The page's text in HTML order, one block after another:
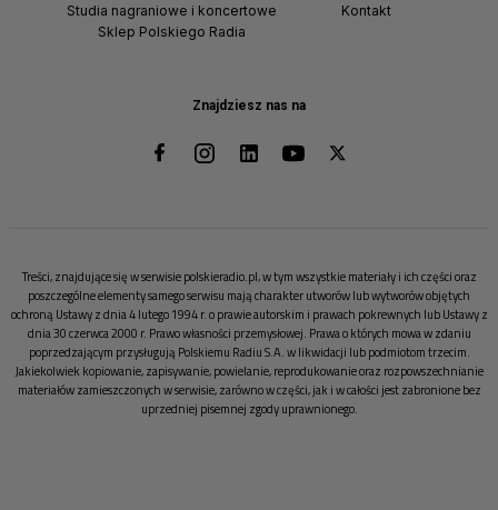
Znajdziesz nas na
Studia nagraniowe i koncertowe
Sklep Polskiego Radia
Kontakt
Treści, znajdujące się w serwisie polskieradio.pl, w tym wszystkie materiały i ich części oraz
poszczególne elementy samego serwisu mają charakter utworów lub wytworów objętych
ochroną Ustawy z dnia 4 lutego 1994 r. o prawie autorskim i prawach pokrewnych lub Ustawy z
dnia 30 czerwca 2000 r. Prawo własności przemysłowej. Prawa o których mowa w zdaniu
poprzedzającym przysługują Polskiemu Radiu S.A. w likwidacji lub podmiotom trzecim.
Jakiekolwiek kopiowanie, zapisywanie, powielanie, reprodukowanie oraz rozpowszechnianie
materiałów zamieszczonych w serwisie, zarówno w części, jak i w całości jest zabronione bez
uprzedniej pisemnej zgody uprawnionego.